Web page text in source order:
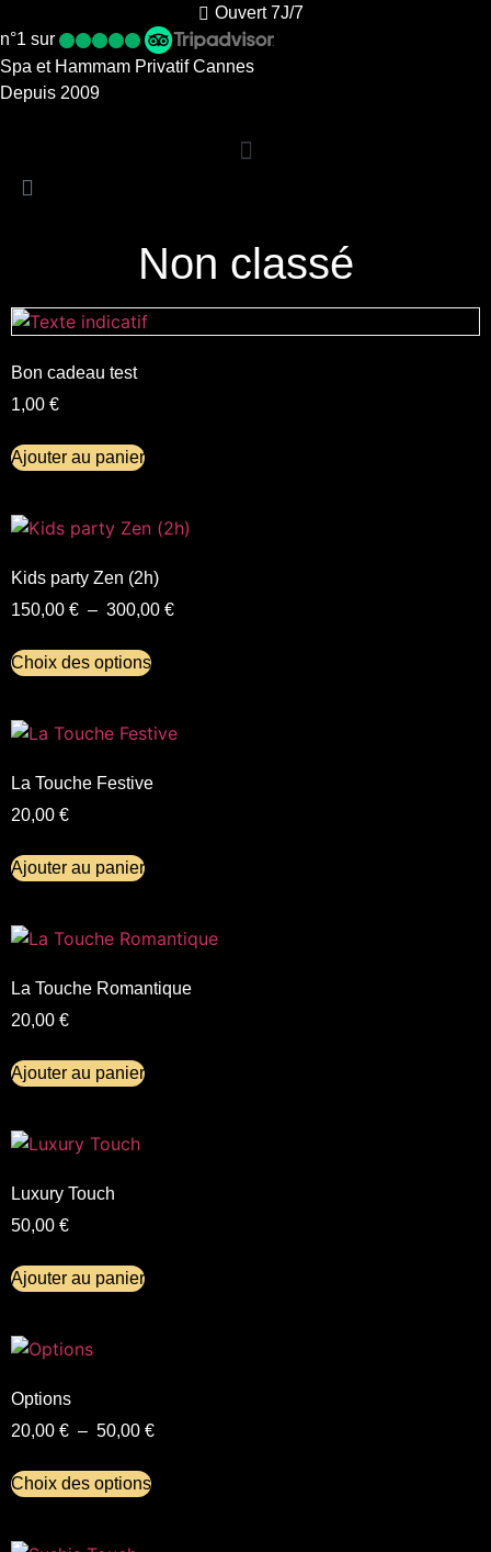
Ouvert 7J/7
n°1 sur
Spa et Hammam Privatif Cannes
Depuis 2009
Non classé
Bon cadeau test
1,00 €
Ajouter au panier
Kids party Zen (2h)
150,00 € – 300,00 €
Choix des options
La Touche Festive
20,00 €
Ajouter au panier
La Touche Romantique
20,00 €
Ajouter au panier
Luxury Touch
50,00 €
Ajouter au panier
Options
20,00 € – 50,00 €
Choix des options